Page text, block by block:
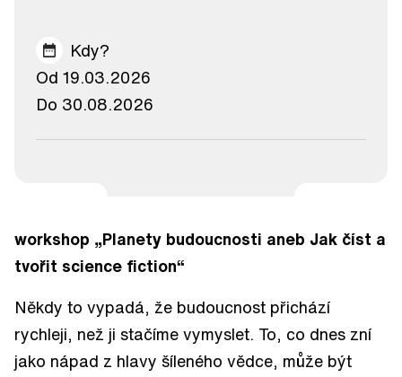
Kdy?
Od 19.03.2026
Do 30.08.2026
workshop „Planety budoucnosti aneb Jak číst a
tvořit science fiction“
Někdy to vypadá, že budoucnost přichází
rychleji, než ji stačíme vymyslet. To, co dnes zní
jako nápad z hlavy šíleného vědce, může být